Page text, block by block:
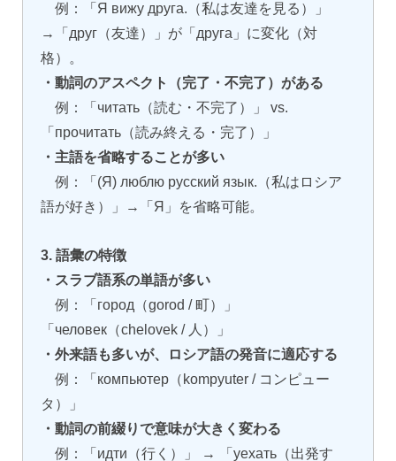
例：「Я вижу друга.（私は友達を見る）」
→「друг（友達）」が「друга」に変化（対
格）。
・動詞のアスペクト（完了・不完了）がある
例：「читать（読む・不完了）」 vs.
「прочитать（読み終える・完了）」
・主語を省略することが多い
例：「(Я) люблю русский язык.（私はロシア
語が好き）」→「Я」を省略可能。
3. 語彙の特徴
・スラブ語系の単語が多い
例：「город（gorod / 町）」
「человек（chelovek / 人）」
・外来語も多いが、ロシア語の発音に適応する
例：「компьютер（kompyuter / コンピュー
タ）」
・動詞の前綴りで意味が大きく変わる
例：「идти（行く）」 → 「уехать（出発す